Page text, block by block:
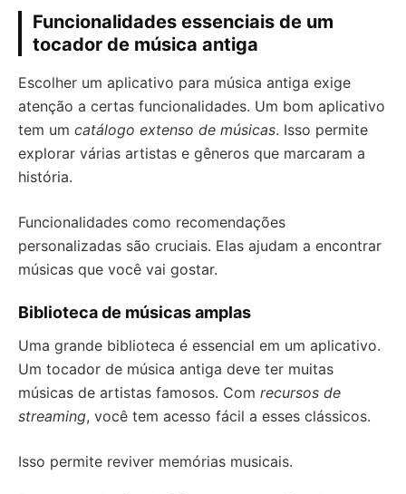
Funcionalidades essenciais de um
tocador de música antiga
Escolher um aplicativo para música antiga exige
atenção a certas funcionalidades. Um bom aplicativo
tem um catálogo extenso de músicas. Isso permite
explorar várias artistas e gêneros que marcaram a
história.
Funcionalidades como recomendações
personalizadas são cruciais. Elas ajudam a encontrar
músicas que você vai gostar.
Biblioteca de músicas amplas
Uma grande biblioteca é essencial em um aplicativo.
Um tocador de música antiga deve ter muitas
músicas de artistas famosos. Com recursos de
streaming, você tem acesso fácil a esses clássicos.
Isso permite reviver memórias musicais.